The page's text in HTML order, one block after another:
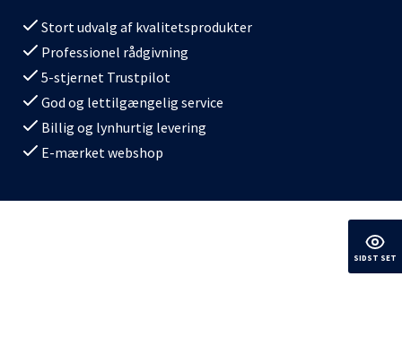
Stort udvalg af kvalitetsprodukter
Professionel rådgivning
5-stjernet Trustpilot
God og lettilgængelig service
Billig og lynhurtig levering
E-mærket webshop
SIDST SET